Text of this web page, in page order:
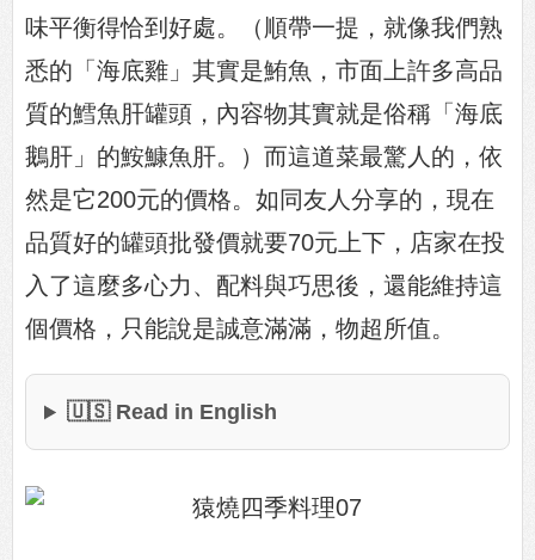
味平衡得恰到好處。（順帶一提，就像我們熟
悉的「海底雞」其實是鮪魚，市面上許多高品
質的鱈魚肝罐頭，內容物其實就是俗稱「海底
鵝肝」的鮟鱇魚肝。）而這道菜最驚人的，依
然是它200元的價格。如同友人分享的，現在
品質好的罐頭批發價就要70元上下，店家在投
入了這麼多心力、配料與巧思後，還能維持這
個價格，只能說是誠意滿滿，物超所值。
🇺🇸 Read in English